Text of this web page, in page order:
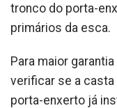
tronco do porta-
primários da esca.
Para maior
verificar se a
porta-enxerto já